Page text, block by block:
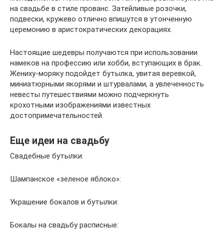
на свадьбе в стиле прованс. Затейливые розочки,
подвески, кружево отлично впишутся в утонченную
церемонию в аристократических декорациях.
Настоящие шедевры получаются при использовании
намеков на профессию или хобби, вступающих в брак.
Жениху-моряку подойдет бутылка, увитая веревкой,
миниатюрными якорями и штурвалами, а увлеченность
невесты путешествиями можно подчеркнуть
крохотными изображениями известных
достопримечательностей.
Еще идеи на свадьбу
Свадебные бутылки:
Шампанское «зеленое яблоко»:
Украшение бокалов и бутылки:
Бокалы на свадьбу расписные: